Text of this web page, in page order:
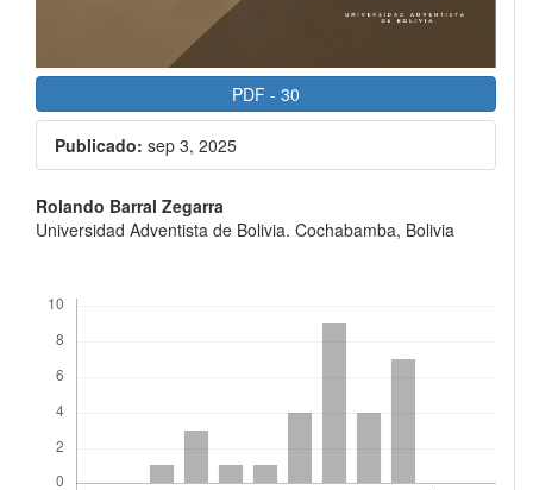
PDF - 30
Publicado: sep 3, 2025
Contenido
principal
del
artículo
Rolando Barral Zegarra
Universidad Adventista de Bolivia. Cochabamba, Bolivia